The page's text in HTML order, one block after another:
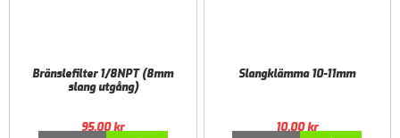
Bränslefilter 1/8NPT (8mm
slang utgång)
95,00kr
Slangklämma 10-11mm
10,00kr